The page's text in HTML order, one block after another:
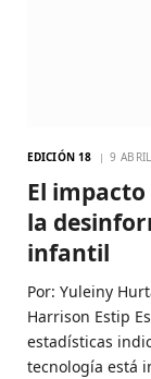
EDICIÓN 18 9
El
la
infantil
Por: Yuleiny
Harrison Estip
estadísticas
tecnología está